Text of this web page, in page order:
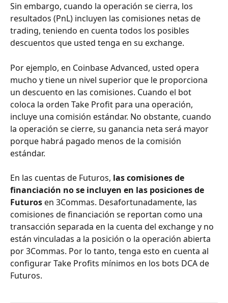
Sin embargo, cuando la operación se cierra, los
resultados (PnL) incluyen las comisiones netas de
trading, teniendo en cuenta todos los posibles
descuentos que usted tenga en su exchange.
Por ejemplo, en Coinbase Advanced, usted opera
mucho y tiene un nivel superior que le proporciona
un descuento en las comisiones. Cuando el bot
coloca la orden Take Profit para una operación,
incluye una comisión estándar. No obstante, cuando
la operación se cierre, su ganancia neta será mayor
porque habrá pagado menos de la comisión
estándar.
En las cuentas de Futuros, las comisiones de
financiación no se incluyen en las posiciones de
Futuros en 3Commas. Desafortunadamente, las
comisiones de financiación se reportan como una
transacción separada en la cuenta del exchange y no
están vinculadas a la posición o la operación abierta
por 3Commas. Por lo tanto, tenga esto en cuenta al
configurar Take Profits mínimos en los bots DCA de
Futuros.